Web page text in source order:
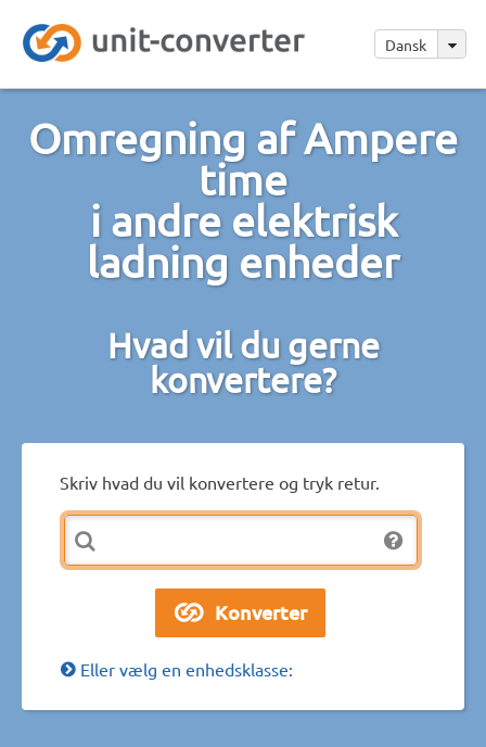
Dansk
Omregning af Ampere
time
i andre elektrisk
ladning enheder
Hvad vil du gerne
konvertere?
Skriv hvad du vil konvertere og tryk retur.
Eller vælg en enhedsklasse: